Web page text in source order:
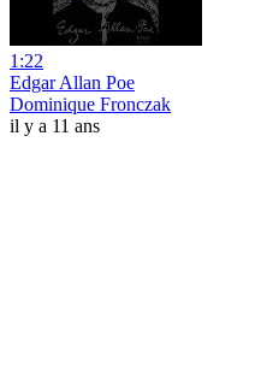
1:22
Edgar Allan Poe
Dominique Fronczak
il y a 11 ans